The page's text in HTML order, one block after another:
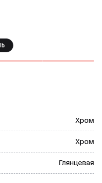
Хром
Хром
Глянцевая